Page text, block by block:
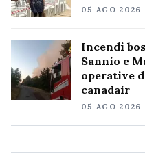
05 AGO 2026
Incendi
Sannio e
operative
canadair
05 AGO 2026